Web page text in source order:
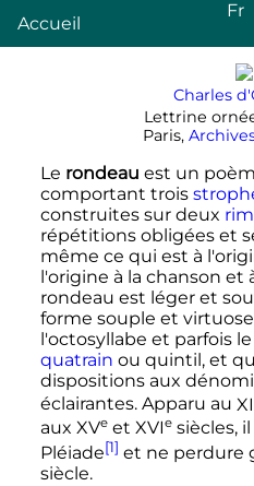
Accueil
Fr
Charles
Lettrine
Paris,
Le rondeau est un
comportant trois
construites sur deux
répétitions obligées et
même ce qui est à
l'origine à la chanson et
rondeau est léger et
forme souple et
l'octosyllabe et parfois
quatrain ou quintil, et
dispositions aux
éclairantes. Apparu au
aux XVe et XVIe siècles,
Pléiade[1] et ne perdure
siècle.